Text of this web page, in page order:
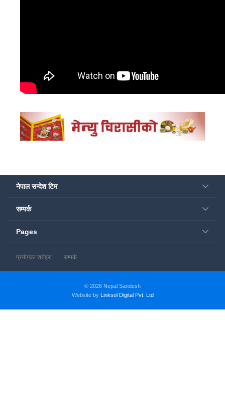
नेपाल सन्देश टिम
सम्पर्क
Pages
प्रयोगका शर्तहरु : सम्पर्क
© 2026 Nepal Sandesh
Website by Linksol Digital Pvt. Ltd